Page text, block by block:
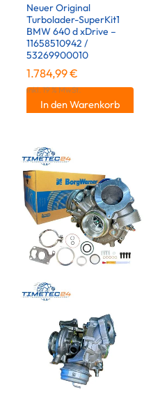
Neuer Original
Turbolader-SuperKit1
BMW 640 d xDrive –
11658510942 /
53269900010
1.784,99€
inkl. 19 % MwSt.
In den Warenkorb